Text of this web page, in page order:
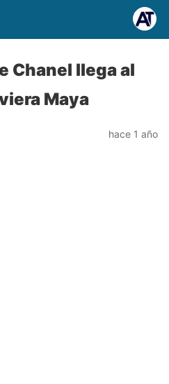
Chanel llega al
Maya
hace 1 año